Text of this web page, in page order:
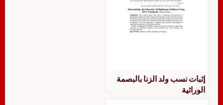
إثبات نسب ولد الزنا بالبصمة
الوراثية